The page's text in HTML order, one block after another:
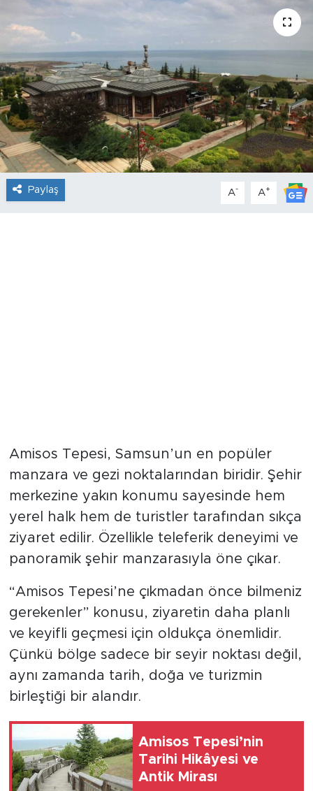
Paylaş A- A+
Amisos Tepesi, Samsun’un en popüler
manzara ve gezi noktalarından biridir. Şehir
merkezine yakın konumu sayesinde hem
yerel halk hem de turistler tarafından sıkça
ziyaret edilir. Özellikle teleferik deneyimi ve
panoramik şehir manzarasıyla öne çıkar.
“Amisos Tepesi’ne çıkmadan önce bilmeniz
gerekenler” konusu, ziyaretin daha planlı
ve keyifli geçmesi için oldukça önemlidir.
Çünkü bölge sadece bir seyir noktası değil,
aynı zamanda tarih, doğa ve turizmin
birleştiği bir alandır.
Amisos Tepesi’nin
Tarihi Hikâyesi ve
Antik Mirası